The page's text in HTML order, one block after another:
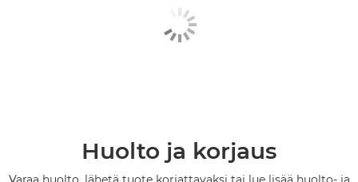
Huolto ja korjaus